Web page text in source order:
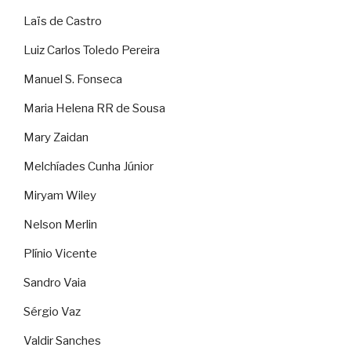
Laïs de Castro
Luiz Carlos Toledo Pereira
Manuel S. Fonseca
Maria Helena RR de Sousa
Mary Zaidan
Melchíades Cunha Júnior
Miryam Wiley
Nelson Merlin
Plínio Vicente
Sandro Vaia
Sérgio Vaz
Valdir Sanches